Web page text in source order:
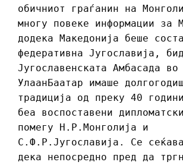
обичниот граѓанин на
многу повеке информации за
додека Македонија беше
федеративна Југославија,
Југославенската Амбасада во
УлаанБаатар имаше
традиција од преку 40
беа воспоставени
помегу Н.Р.Монголија и
С.Ф.Р.Југославија. Се
дека непосредно пред да